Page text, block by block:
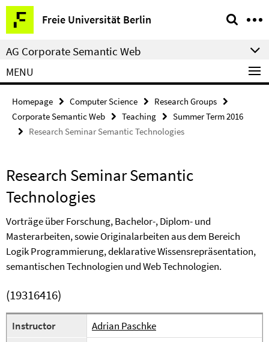
Springe
direkt
zu
Inhalt
Freie Universität Berlin
Service
Navigation
AG Corporate Semantic Web
MENU
Homepage Computer Science
Research Groups
Corporate Semantic Web
Teaching
Summer Term 2016
Research Seminar Semantic Technologies
Research Seminar Semantic
Technologies
Vorträge über Forschung, Bachelor-, Diplom- und
Masterarbeiten, sowie Originalarbeiten aus dem Bereich
Logik Programmierung, deklarative Wissensrepräsentation,
semantischen Technologien und Web Technologien.
(19316416)
Instructor
Adrian Paschke